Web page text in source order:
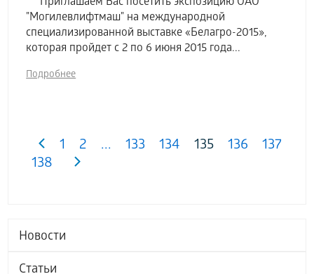
Новости
Статьи
"Могилевлифтмаш" на международной
специализированной выставке «Белагро-2015»,
которая пройдет с 2 по 6 июня 2015 года...
Подробнее
1 2 ... 133 134 135 136
137
138